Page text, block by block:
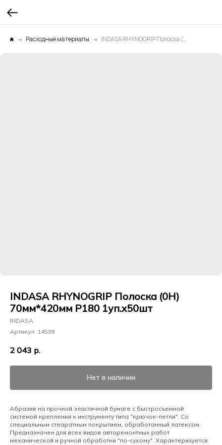
Расходные материалы INDASA RHYNOGRIP Полоска (0H) 70мм*420мм Р180 1уп.х50шт
INDASA RHYNOGRIP Полоска (0H)
70мм*420мм Р180 1уп.х50шт
INDASA
Артикул: 14538
2 043 р.
Нет в наличии
Абразив на прочной эластичной бумаге с быстросъемной
системой крепления к инструменту типа "крючок-петля". Со
специальным стеаратным покрытием, обработанный латексом.
Предназначен для всех видов авторемонтных работ
механической и ручной обработки "по-сухому". Характеризуется